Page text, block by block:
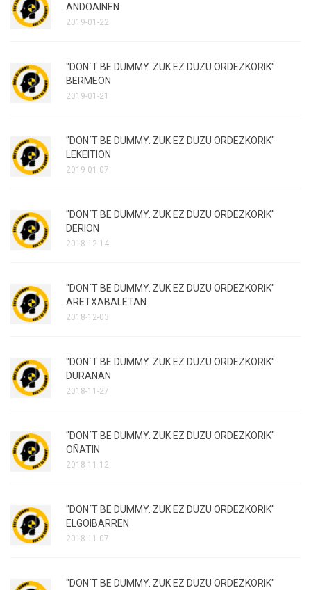
ANDOAINEN
2019-01-22
"DON´T BE DUMMY. ZUK EZ DUZU ORDEZKORIK"
BERMEON
2019-01-21
"DON´T BE DUMMY. ZUK EZ DUZU ORDEZKORIK"
LEKEITION
2019-01-07
"DON´T BE DUMMY. ZUK EZ DUZU ORDEZKORIK"
DERION
2018-12-14
"DON´T BE DUMMY. ZUK EZ DUZU ORDEZKORIK"
ARETXABALETAN
2018-12-03
"DON´T BE DUMMY. ZUK EZ DUZU ORDEZKORIK"
DURANAN
2018-11-27
"DON´T BE DUMMY. ZUK EZ DUZU ORDEZKORIK"
OÑATIN
2018-11-12
"DON´T BE DUMMY. ZUK EZ DUZU ORDEZKORIK"
ELGOIBARREN
2018-11-07
"DON´T BE DUMMY. ZUK EZ DUZU ORDEZKORIK"